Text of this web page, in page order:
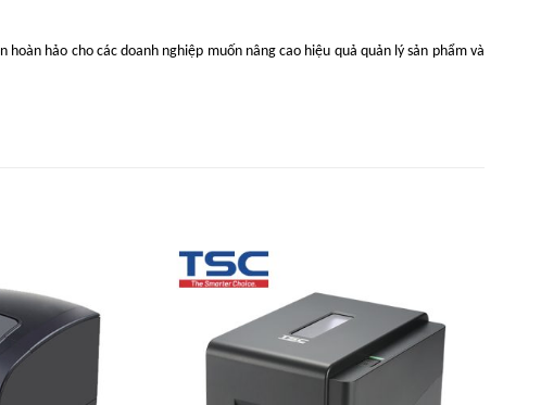
hảo cho các doanh nghiệp muốn nâng cao hiệu quả quản lý sản phẩm và